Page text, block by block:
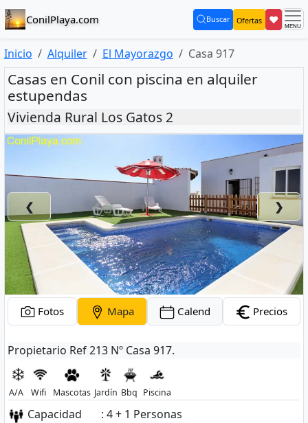
ConilPlaya.com Buscar
(current) Ofertas ❤
Inicio Alquiler El Mayorazgo Casa 917
Casas en Conil con piscina en alquiler
estupendas
Vivienda Rural Los Gatos 2
❮ ❯
Fotos Mapa Calend Precios
Propietario Ref 213 Nº Casa 917.
A/A Wifi Mascotas Jardín Bbq Piscina
Capacidad
: 4 + 1 Personas